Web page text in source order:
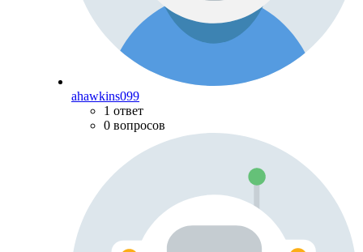
ahawkins099
1 ответ
0 вопросов